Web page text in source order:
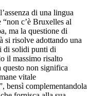
di una lingua
c’è Bruxelles al
ma la questione di
si risolve adottando una
di solidi punti di
il massimo risalto
questo non significa
vitale
bensì complementandola